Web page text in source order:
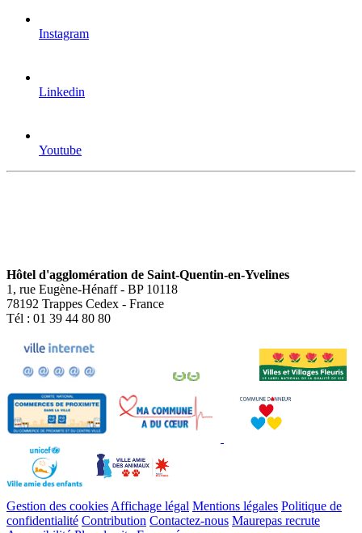
Instagram
Linkedin
Youtube
Hôtel d'agglomération de Saint-Quentin-en-Yvelines
1, rue Eugène-Hénaff - BP 10118
78192 Trappes Cedex - France
Tél : 01 39 44 80 80
Gestion des cookies Affichage légal Mentions légales Politique de
confidentialité Contribution Contactez-nous Maurepas recrute